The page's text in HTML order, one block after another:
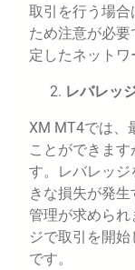
取引を行う場
ため注意が必要
定したネットワ
レバレッ
XM MT4では、
ことができま
す。レバレッ
きな損失が発
管理が求められ
ジで取引を開
です。